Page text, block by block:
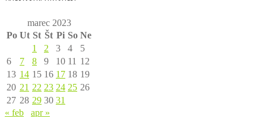
marec 2023
Po Ut St Št Pi So Ne
1
2 3 4
5
6
7 8 9 10 11 12
13 14 15 16 17 18 19
20 21 22 23 24 25 26
27 28 29 30 31
« feb
apr »